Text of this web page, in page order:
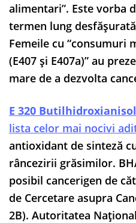
alimentari”. Este vorba
termen lung
Femeile cu “consumuri
(E407 și E407a)” au
mare de a dezvolta
E 320
lista celor mai nocivi
antioxidant de sinteză
râncezirii grăsimilor.
posibil cancerigen de
de Cercetare asupra
2B). Autoritatea